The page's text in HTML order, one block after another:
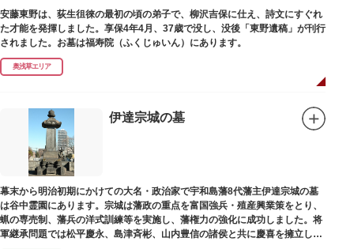
安藤東野は、荻生徂徠の最初の頃の弟子で、柳沢吉保に仕え、詩文にすぐれ
た才能を発揮しました。享保4年4月、37歳で没し、没後「東野遺稿」が刊行
されました。お墓は福寿院（ふくじゅいん）にあります。
奥浅草エリア
伊達宗城の墓
幕末から明治初期にかけての大名・政治家で宇和島藩8代藩主伊達宗城の墓
は谷中霊園にあります。宗城は藩政の重点を富国強兵・殖産興業策をとり、
蝋の専売制、藩兵の洋式訓練等を実施し、藩権力の強化に成功しました。将
軍継承問題では松平慶永、島津斉彬、山内豊信の諸侯と共に慶喜を擁立し